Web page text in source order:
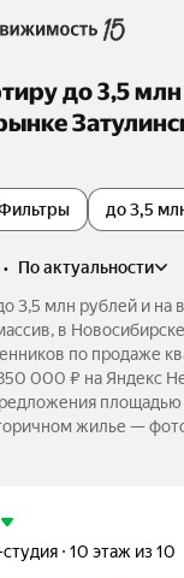
до 3,5
до 3,5
•
по актуальности
3,5 млн рублей и на
в
по продаже
000 ₽ на Яндекс
площадью
жилье —
10 этаж из 10